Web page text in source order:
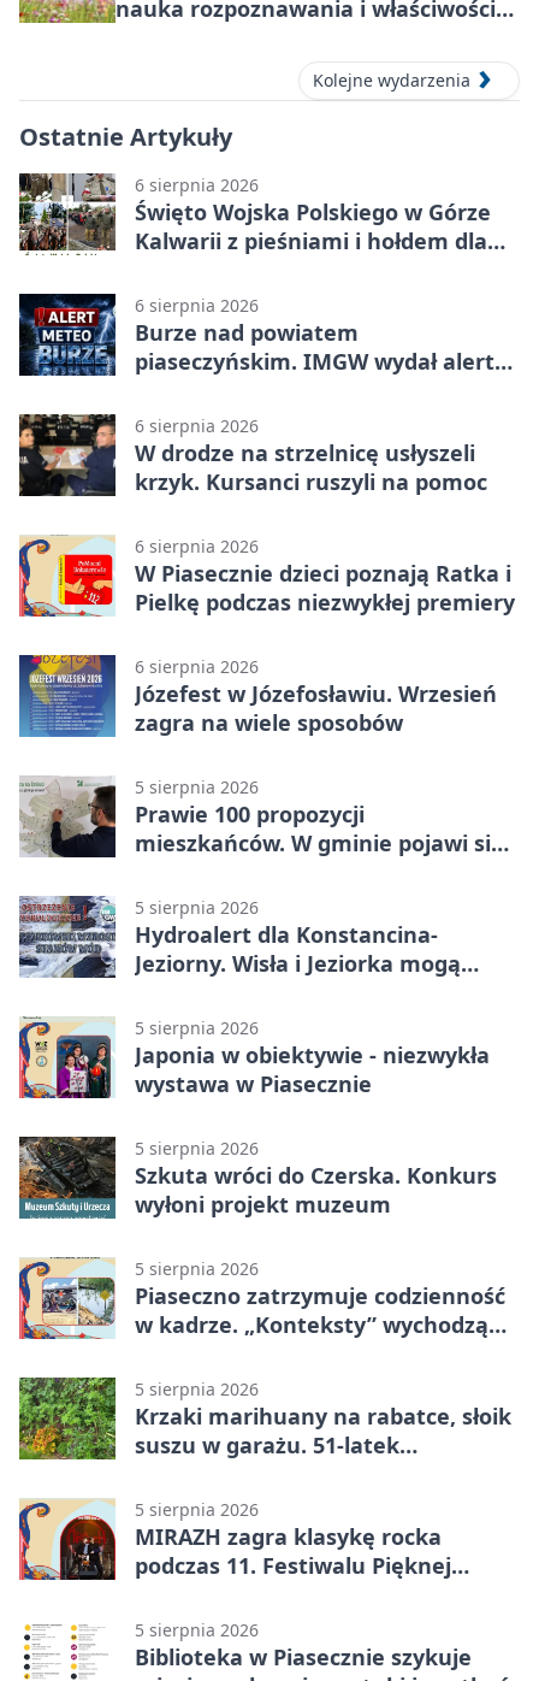
nauka rozpoznawania i właściwości
Kolejne wydarzenia
Ostatnie Artykuły
6 sierpnia 2026
Święto Wojska Polskiego w Górze
Kalwarii z pieśniami i hołdem dla
6 sierpnia 2026
Burze nad powiatem
piaseczyńskim. IMGW wydał alert
6 sierpnia 2026
W drodze na strzelnicę usłyszeli
krzyk. Kursanci ruszyli na pomoc
6 sierpnia 2026
W Piasecznie dzieci poznają Ratka i
Pielkę podczas niezwykłej premiery
6 sierpnia 2026
Józefest w Józefosławiu. Wrzesień
zagra na wiele sposobów
5 sierpnia 2026
Prawie 100 propozycji
mieszkańców. W gminie pojawi się
5 sierpnia 2026
Hydroalert dla Konstancina-
Jeziorny. Wisła i Jeziorka mogą
5 sierpnia 2026
Japonia w obiektywie - niezwykła
wystawa w Piasecznie
5 sierpnia 2026
Szkuta wróci do Czerska. Konkurs
wyłoni projekt muzeum
5 sierpnia 2026
Piaseczno zatrzymuje codzienność
w kadrze. „Konteksty” wychodzą
5 sierpnia 2026
Krzaki marihuany na rabatce, słoik
suszu w garażu. 51-latek
5 sierpnia 2026
MIRAZH zagra klasykę rocka
podczas 11. Festiwalu Pięknej
5 sierpnia 2026
Biblioteka w Piasecznie szykuje